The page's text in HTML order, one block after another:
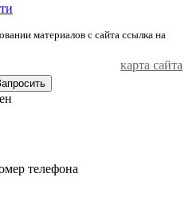
материалов с сайта ссылка на
карта сайта
телефона